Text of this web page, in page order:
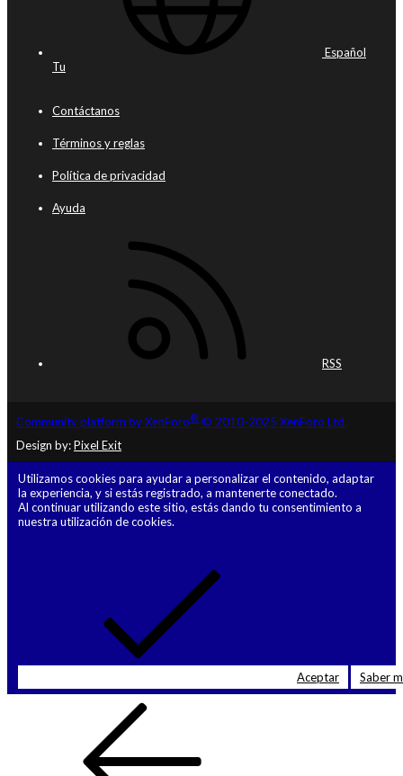
Español
Tu
Contáctanos
Términos y reglas
Política de privacidad
Ayuda
RSS
Community platform by XenForo® © 2010-2025 XenForo Ltd.
Design by:Pixel Exit
Utilizamos cookies para ayudar a personalizar el contenido, adaptar
la experiencia, y si estás registrado, a mantenerte conectado.
Al continuar utilizando este sitio, estás dando tu consentimiento a
nuestra utilización de cookies.
Aceptar Saber